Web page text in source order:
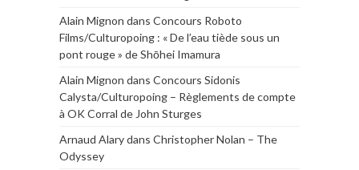
Alain Mignon dans Concours Roboto
Films/Culturopoing : « De l’eau tiède sous un
pont rouge » de Shōhei Imamura
Alain Mignon dans Concours Sidonis
Calysta/Culturopoing – Règlements de compte
à OK Corral de John Sturges
Arnaud Alarydans Christopher Nolan – The
Odyssey